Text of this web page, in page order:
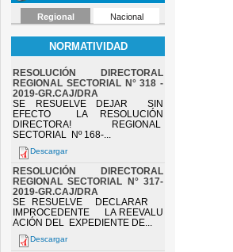
Regional Nacional
NORMATIVIDAD
RESOLUCIÓN DIRECTORAL
REGIONAL SECTORIAL N° 318 -
2019-GR.CAJ/DRA
SE RESUELVE DEJAR SIN
EFECTO LA RESOLUCIÓN
DIRECTORA! REGIONAL
SECTORIAL Nº 168-...
Descargar
RESOLUCIÓN DIRECTORAL
REGIONAL SECTORIAL N° 317-
2019-GR.CAJ/DRA
SE RESUELVE DECLARAR
IMPROCEDENTE LA REEVALU
ACIÓN DEL EXPEDIENTE DE...
Descargar